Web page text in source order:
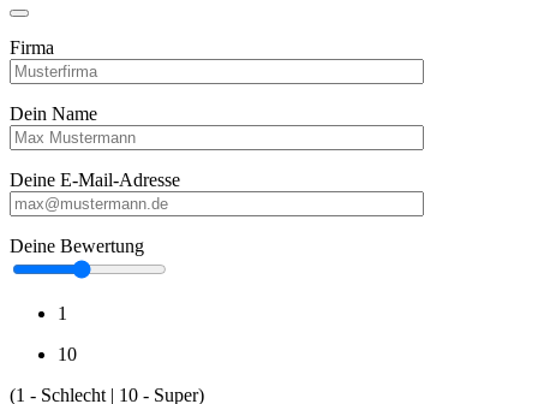
Firma
Dein Name
Deine E-Mail-Adresse
Deine Bewertung
1
10
(1 - Schlecht | 10 - Super)